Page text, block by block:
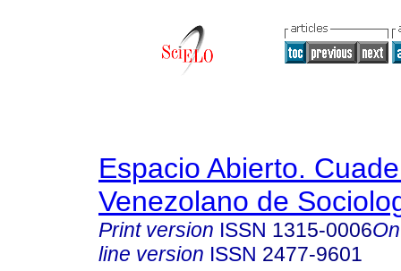
Espacio Abierto.
Venezolano de
Print version ISSN 1315-0006
line version ISSN 2477-9601